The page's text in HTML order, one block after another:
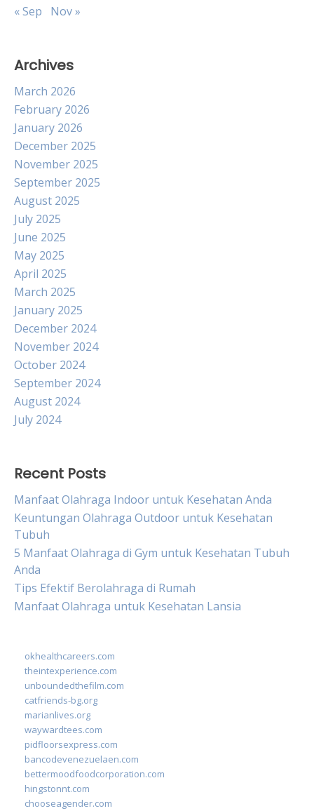
« Sep Nov »
Archives
March 2026
February 2026
January 2026
December 2025
November 2025
September 2025
August 2025
July 2025
June 2025
May 2025
April 2025
March 2025
January 2025
December 2024
November 2024
October 2024
September 2024
August 2024
July 2024
Recent Posts
Manfaat Olahraga Indoor untuk Kesehatan Anda
Keuntungan Olahraga Outdoor untuk Kesehatan
Tubuh
5 Manfaat Olahraga di Gym untuk Kesehatan Tubuh
Anda
Tips Efektif Berolahraga di Rumah
Manfaat Olahraga untuk Kesehatan Lansia
okhealthcareers.com
theintexperience.com
unboundedthefilm.com
catfriends-bg.org
marianlives.org
waywardtees.com
pidfloorsexpress.com
bancodevenezuelaen.com
bettermoodfoodcorporation.com
hingstonnt.com
chooseagender.com